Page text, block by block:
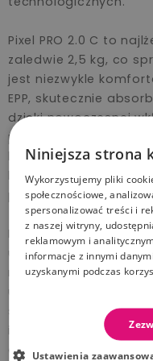
Pixel PRO 2.0 C to
zaledwie 2,5 kg, co
jest niezwykle
EPP, skutecznie
dzięki nowoczesnej
pozycję dziecka,
kręgosłupa. Fotelik
bezpieczeństwa i
potwierdza jego
Baza IQ Orbit to
użytkowaniu fotelika.
rodzic może łatwo
samochodu. System
intuicyjny i
dźwiękowe sygnały
Niniejsza strona
Wykorzystujemy pliki
społecznościowe,
spersonalizować treści i
z naszej witryny,
reklamowym i
informacje z innymi
uzyskanymi podczas
Ustawienia